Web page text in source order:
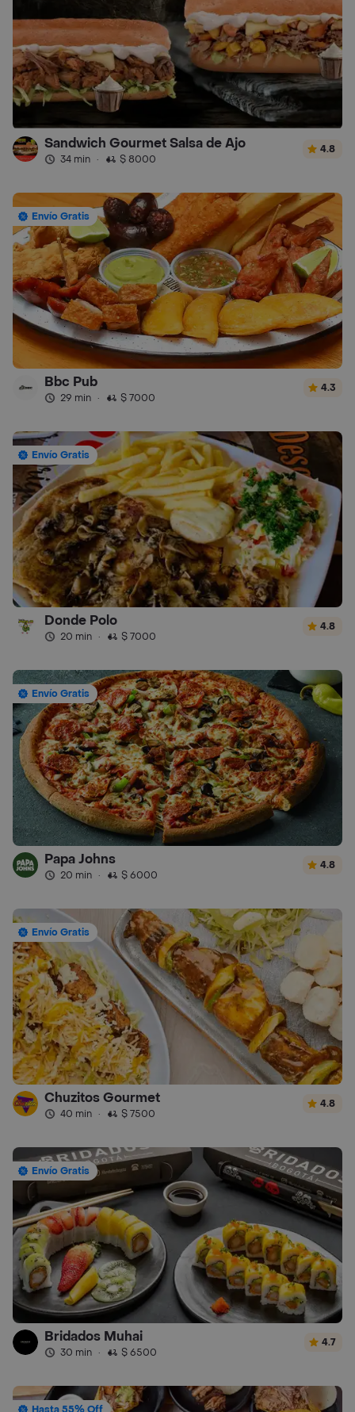
Sandwich Gourmet Salsa de Ajo
34 min · $ 8000
4.8
Envío Gratis
Bbc Pub
29 min · $ 7000
4.3
Envío Gratis
Donde Polo
20 min · $ 7000
4.8
Envío Gratis
Papa Johns
20 min · $ 6000
4.8
Envío Gratis
Chuzitos Gourmet
40 min · $ 7500
4.8
Envío Gratis
Bridados Muhai
30 min · $ 6500
4.7